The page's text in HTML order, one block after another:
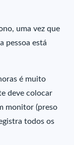
uma vez que
pessoa está
é muito
deve colocar
monitor (preso
todos os